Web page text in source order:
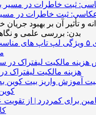
ثبت خاطرات در
و تأثیر آن بر بهبود
بدن: بررسی علمی و
۵ ویژگی لپ تاپ های
هزینه مالکیت لیفتراک در